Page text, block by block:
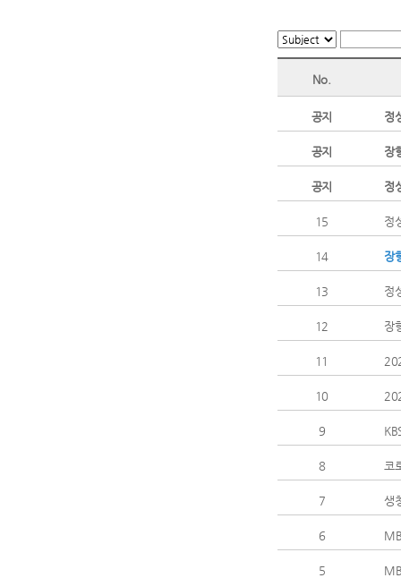
No.
공지 정
공지 장
공지 정
15 정
14 장
13 정
12 장
11
10
9
8 코
7 생
6
5